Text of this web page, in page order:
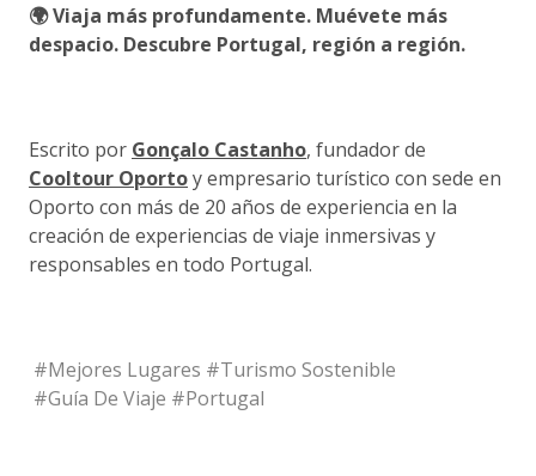
🌍 Viaja más profundamente. Muévete más
despacio. Descubre Portugal, región a región.
Escrito por Gonçalo Castanho, fundador de
Cooltour Oportoy empresario turístico con sede en
Oporto con más de 20 años de experiencia en la
creación de experiencias de viaje inmersivas y
responsables en todo Portugal.
#Mejores Lugares #Turismo Sostenible
#Guía De Viaje #Portugal